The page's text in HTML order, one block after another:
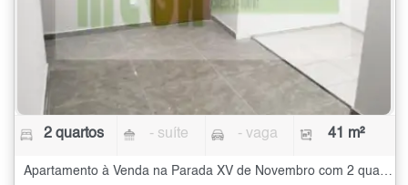
2 quartos - suíte - vaga 41 m²
Apartamento à Venda na Parada XV de Novembro com 2 quartos - 41 m²